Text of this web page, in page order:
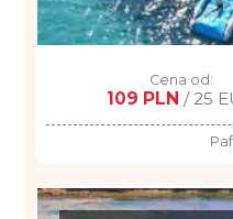
Cena od:
109 PLN / 25